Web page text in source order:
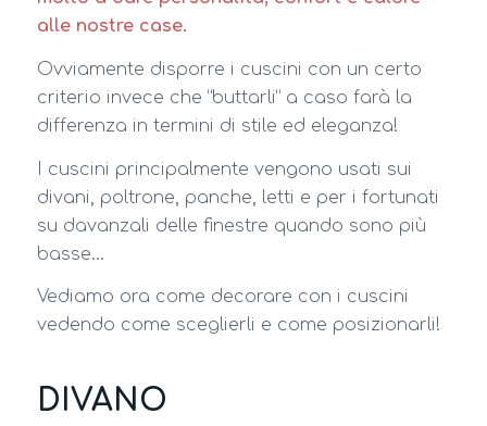
alle nostre case.
Ovviamente disporre i cuscini con un certo
criterio invece che “buttarli” a caso farà la
differenza in termini di stile ed eleganza!
I cuscini principalmente vengono usati sui
divani, poltrone, panche, letti e per i fortunati
su davanzali delle finestre quando sono più
basse…
Vediamo ora come decorare con i cuscini
vedendo come sceglierli e come posizionarli!
DIVANO